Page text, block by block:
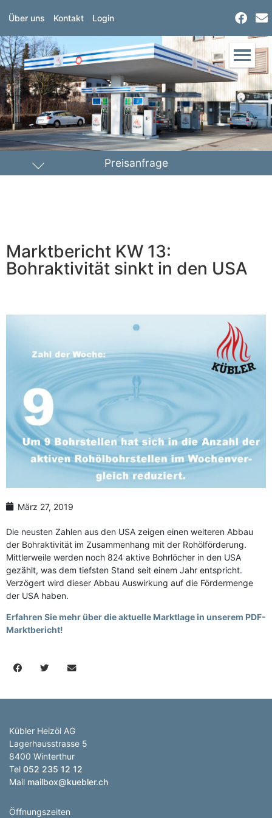
Über uns Kontakt Login
Preisanfrage
Menge
Anzahl Abladeorte
Marktbericht KW 13:
Bohraktivität sinkt in den USA
März 27, 2019
Die neusten Zahlen aus den USA zeigen einen weiteren Abbau
der Bohraktivität im Zusammenhang mit der Rohölförderung.
Mittlerweile werden noch 824 aktive Bohrlöcher in den USA
gezählt, was dem tiefsten Stand seit einem Jahr entspricht.
Verzögert wird dieser Abbau Auswirkung auf die Fördermenge
der USA haben.
Erfahren Sie mehr über die aktuelle Marktlage in unserem PDF-
Marktbericht!
Kübler Heizöl AG
Lagerhausstrasse 5
8400 Winterthur
Tel 052 235 12 12
Mail mailbox@kuebler.ch
Öffnungszeiten